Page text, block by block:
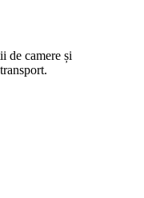
de camere și